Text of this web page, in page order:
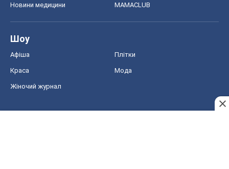
Новини медицини MAMACLUB
Шоу
Афіша Плітки
Краса Мода
Жіночий журнал